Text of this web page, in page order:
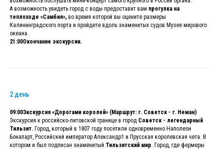
А возможность увидеть город с воды предоставит вам прогулка на
теплоходе «Самбия», во время которой вы оцените размеры
Калининградского порта и пройдете вдоль знаменитых судов Музея мирового
океана.
21:00Окончание экскурсии.
2 день
09:00Экскурсия «Дорогами королей» (Маршрут: г. Советск - г. Неман)
Экскурсия к российско-литовской границе в город Советск - легендарный
Тильзит. Город, который в 1807 году посетили одновременно Наполеон
Бонапарт, Российский император Александр1 и Прусская королевская чета. В
котором и был подписан знаменитый Тильзитский мир . Город, где фермеры